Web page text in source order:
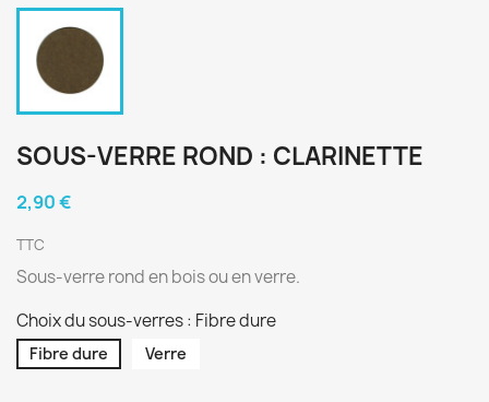
SOUS-VERRE ROND : CLARINETTE
2,90 €
TTC
Sous-verre rond en bois ou en verre.
Choix du sous-verres : Fibre dure
Fibre dure Verre